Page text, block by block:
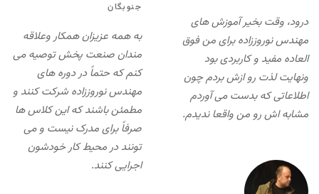
درود، وقت بخیر آموزش های
مهندس نوروززاده برای من فوق
العاده مفید و کاربردی بود
ونهایت لذت رو ازش بردم چون
اطلاعاتی که بدست می آوردم
مشابه اش رو من واقعا ندیدم.
جنوبگان
به همه عزیزان همکار وعلاقه
مندان صنعت پخش توصیه می
کنم که حتماً در دوره های
مهندس نوروززاده شرکت کنند و
مطمئن باشند که این کلاس ها
صرفاً برای مدرک نیست و می
تونند در محیط کار خودشون
اجرایی کنند.